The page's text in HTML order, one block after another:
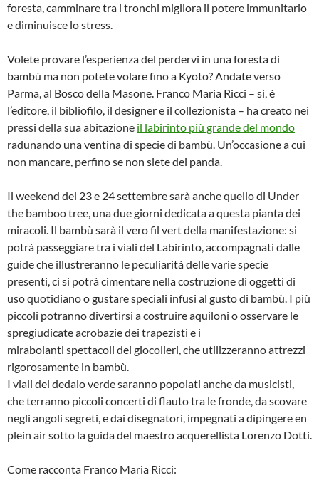
foresta, camminare tra i tronchi migliora il potere immunitario
e diminuisce lo stress.
Volete provare l’esperienza del perdervi in una foresta di
bambù ma non potete volare fino a Kyoto? Andate verso
Parma, al Bosco della Masone. Franco Maria Ricci – sì, è
l’editore, il bibliofilo, il designer e il collezionista – ha creato nei
pressi della sua abitazione il labirinto più grande del mondo
radunando una ventina di specie di bambù. Un’occasione a cui
non mancare, perfino se non siete dei panda.
Il weekend del 23 e 24 settembre sarà anche quello di Under
the bamboo tree, una due giorni dedicata a questa pianta dei
miracoli. Il bambù sarà il vero fil vert della manifestazione: si
potrà passeggiare tra i viali del Labirinto, accompagnati dalle
guide che illustreranno le peculiarità delle varie specie
presenti, ci si potrà cimentare nella costruzione di oggetti di
uso quotidiano o gustare speciali infusi al gusto di bambù. I più
piccoli potranno divertirsi a costruire aquiloni o osservare le
spregiudicate acrobazie dei trapezisti e i
mirabolanti spettacoli dei giocolieri, che utilizzeranno attrezzi
rigorosamente in bambù.
I viali del dedalo verde saranno popolati anche da musicisti,
che terranno piccoli concerti di flauto tra le fronde, da scovare
negli angoli segreti, e dai disegnatori, impegnati a dipingere en
plein air sotto la guida del maestro acquerellista Lorenzo Dotti.
Come racconta Franco Maria Ricci: